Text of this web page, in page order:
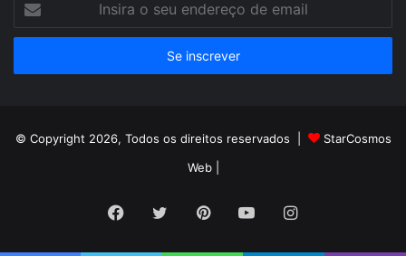
seu
de
© Copyright 2026, Todos os direitos reservados |
StarCosmos
Web|
Facebook
TwitterPinterestYouTubeInstagram